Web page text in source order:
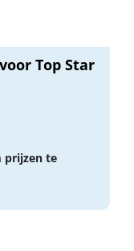
Top Star
prijzen te